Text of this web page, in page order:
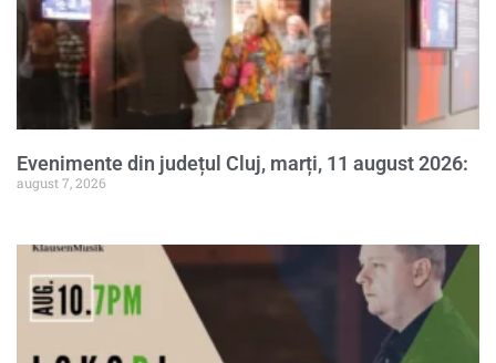
Evenimente din județul Cluj, marți, 11 august 2026:
august 7, 2026